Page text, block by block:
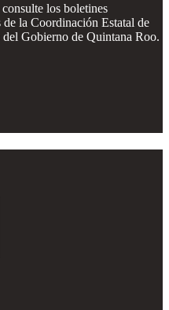
los boletines
de la Coordinación Estatal de
Gobierno de Quintana Roo.